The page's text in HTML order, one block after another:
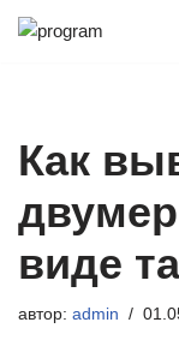
Как
виде
автор: admin